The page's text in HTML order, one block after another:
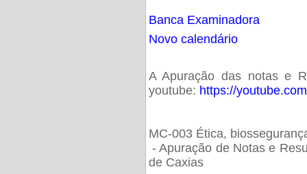
Banca Examinadora
Novo calendário
A Apuração das notas e
youtube: https://
MC-003 Ética,
- Apuração de Notas e
de Caxias